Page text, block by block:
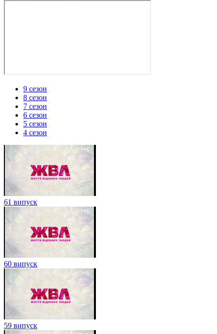
9 сезон
8 сезон
7 сезон
6 сезон
5 сезон
4 сезон
61 випуск
60 випуск
59 випуск